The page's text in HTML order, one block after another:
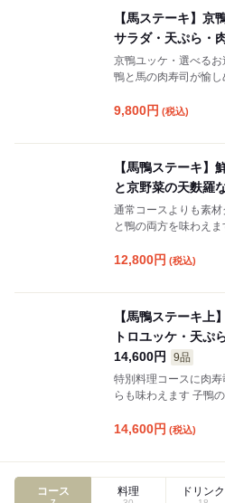
【馬ステーキ】京
サラダ・天ぷら・
京鴨ユッケ・選べるお
鴨と馬の肉寿司が愉
9,800円 (税込)
【馬鴨ステーキ】
と京野菜の天麩羅
通常コースよりも素材グレー
と鴨の両方を味わえます。 特別コース専用の極
12,800円 (税込)
【馬鴨ステーキ上
トロユッケ・天
14,600円
9品
特別料理コースに肉寿司を追加し お
らも味わえます 子鴨のメイン料理を全て盛り込んだ内容
14,600円 (税込)
コース 料理 ドリンク